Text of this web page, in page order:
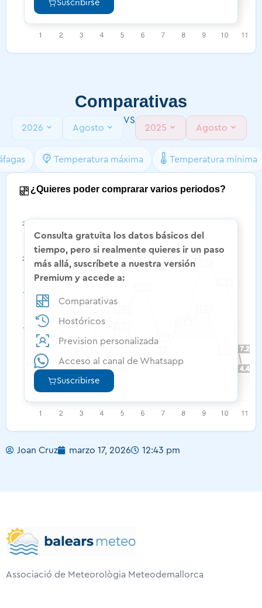
Suscribirse
Comparativas
2026 Agosto
VS
2025
Agosto
Temperatura máxima Temperatura mínima
¿Quieres poder comprarar varios periodos?​
Consulta gratuita los datos básicos del
tiempo, pero si realmente quieres ir un paso
más allá, suscríbete a nuestra versión
Premium y accede a:
Comparativas
Hostóricos
Prevision personalizada
Acceso al canal de Whatsapp
Suscribirse
Joan Cruz marzo 17, 2026 12:43 pm
Associació de Meteorològia Meteodemallorca